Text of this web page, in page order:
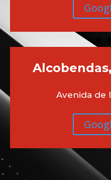
Alcobendas,
Avenida de